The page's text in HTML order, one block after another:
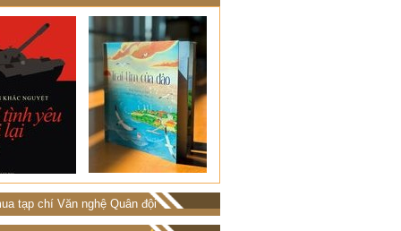
tạp chí Văn nghệ Quân đội